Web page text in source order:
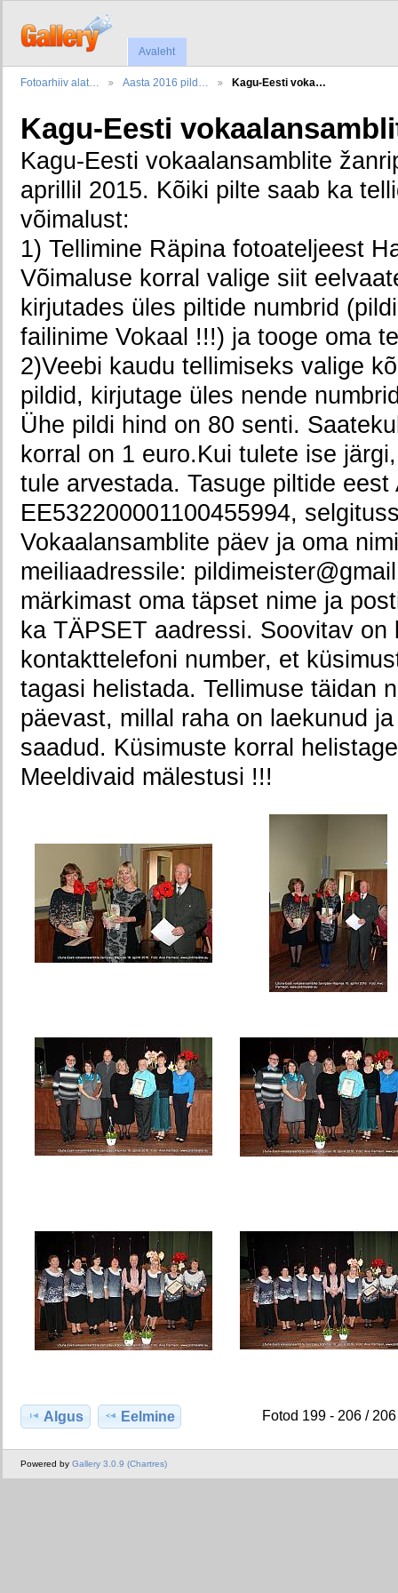
Avaleht
Fotoarhiiv alat… Aasta 2016 pild… Kagu-Eesti voka…
Kagu-Eesti
Kagu-Eesti vokaalansamblite
aprillil 2015. Kõiki pilte saab ka
võimalust:
1) Tellimine Räpina fotoateljeest
Võimaluse korral valige siit
kirjutades üles piltide numbrid
failinime Vokaal !!!) ja tooge oma
2)Veebi kaudu tellimiseks valige
pildid, kirjutage üles nende
Ühe pildi hind on 80 senti.
korral on 1 euro.Kui tulete ise
tule arvestada. Tasuge piltide
EE532200001100455994,
Vokaalansamblite päev ja oma
meiliaadressile:
märkimast oma täpset nime ja
ka TÄPSET aadressi. Soovitav
kontakttelefoni number, et
tagasi helistada. Tellimuse täidan
päevast, millal raha on laekunud
saadud. Küsimuste korral
Meeldivaid mälestusi !!!
Algus Eelmine Fotod 199 - 206 / 206
Powered by Gallery 3.0.9 (Chartres)